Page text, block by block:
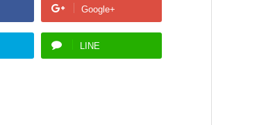
Google+
LINE